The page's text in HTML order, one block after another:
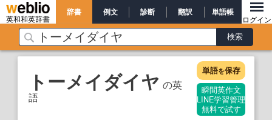
英和和英辞書
辞書 例文 診断 翻訳 単語帳
ログイン
トーメイダイヤ の英
語
単語を保存
瞬間英作文
LINE学習管理
無料で試す